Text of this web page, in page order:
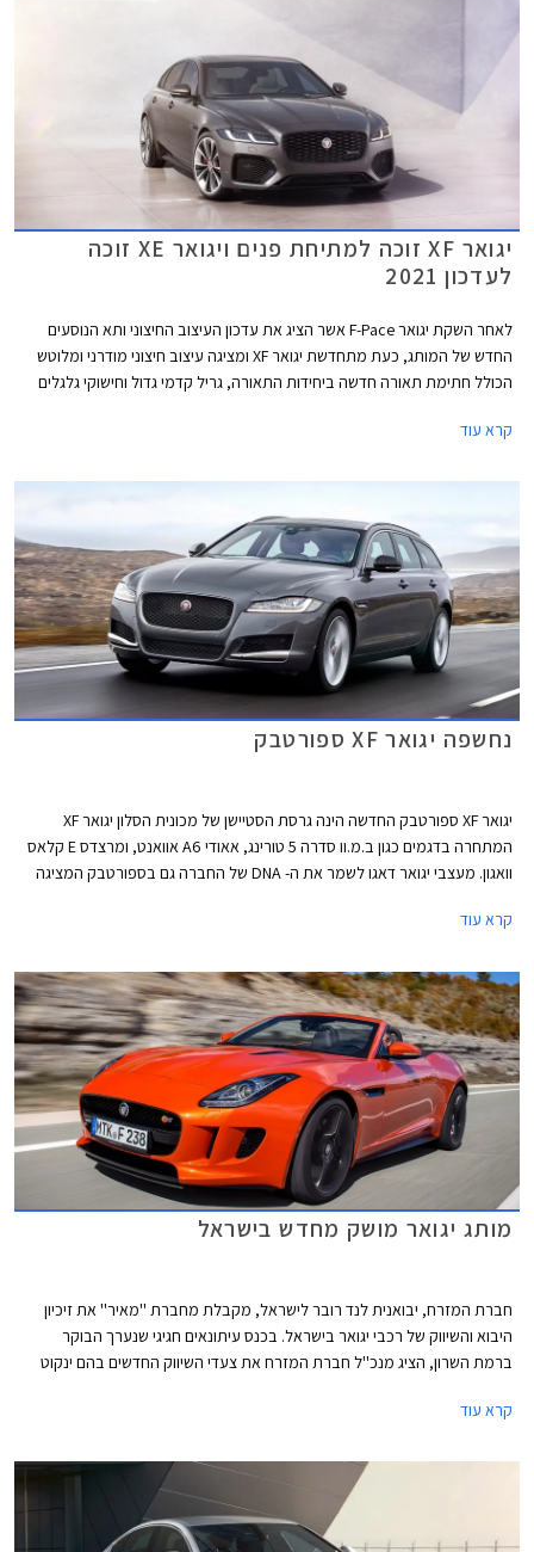
יגואר XF זוכה למתיחת פנים ויגואר XE זוכה
לעדכון 2021
לאחר השקת יגואר F-Pace אשר הציג את עדכון העיצוב החיצוני ותא הנוסעים
החדש של המותג, כעת מתחדשת יגואר XF ומציגה עיצוב חיצוני מודרני ומלוטש
הכולל חתימת תאורה חדשה ביחידות התאורה, גריל קדמי גדול וחישוקי גלגלים
קרא עוד
נחשפה יגואר XF ספורטבק
יגואר XF ספורטבק החדשה הינה גרסת הסטיישן של מכונית הסלון יגואר XF
המתחרה בדגמים כגון ב.מ.וו סדרה 5 טורינג, אאודי A6 אוואנט, ומרצדס E קלאס
וואגון. מעצבי יגואר דאגו לשמר את ה- DNA של החברה גם בספורטבק המציגה
ספורטבק עומד על 4,955 מ"מ, ובסיס הגלגלים נמתח על פני 2,960 מ"מ, 51
מ"מ יותר מהדור הקודם. תא המטען בנפח נדיב של 565 ליטרים.
קרא עוד
מותג יגואר מושק מחדש בישראל
חברת המזרח, יבואנית לנד רובר לישראל, מקבלת מחברת ''מאיר'' את זיכיון
היבוא והשיווק של רכבי יגואר בישראל. בכנס עיתונאים חגיגי שנערך הבוקר
ברמת השרון, הציג מנכ''ל חברת המזרח את צעדי השיווק החדשים בהם ינקוט
יכלול חניכת אולמות תצוגה חדשים, שדרוג מועדון יגואר ישראל, מעורבות
ישתנה משמעותית בשל העברת הזיכיון.
קרא עוד